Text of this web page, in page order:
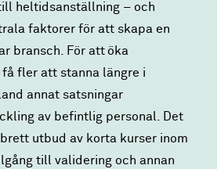
heltidsanställning – och
faktorer för att skapa en
bransch. För att öka
fler att stanna längre i
annat satsningar
av befintlig personal. Det
utbud av korta kurser inom
till validering och annan